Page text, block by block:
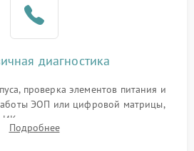
диагностика
проверка элементов питания и
ЭОП или цифровой матрицы,
ИК-подсветки и механизма выверки
видимых дефектов оптики и
Подробнее